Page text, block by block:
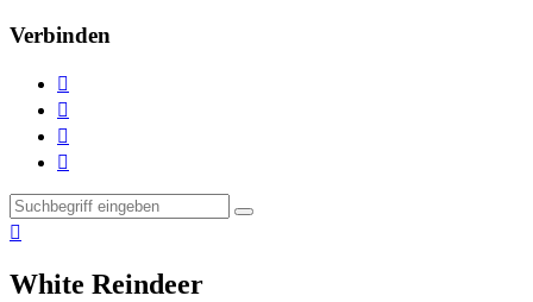
Verbinden





White Reindeer